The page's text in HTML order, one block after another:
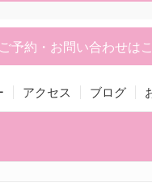
予約・お問い合わせは
アクセス ブログ